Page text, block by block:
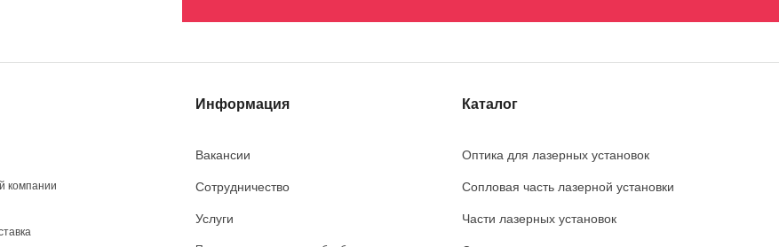
компании
Информация
Вакансии
Сотрудничество
Услуги
Каталог
Оптика для лазерных установок
Сопловая часть лазерной установки
Части лазерных установок